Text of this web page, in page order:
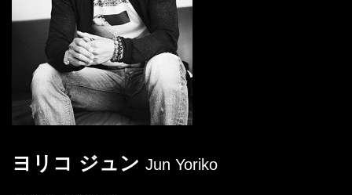
ヨリコ ジュン Jun Yoriko